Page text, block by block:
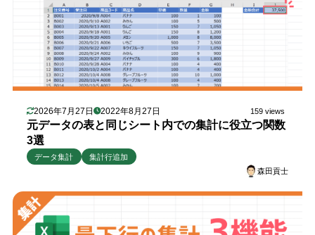
2026年7月27日 2022年8月27日 159 views
元データの表と同じシート内での集計に役立つ関数
3選
データ集計
集計行追加
森田貢士